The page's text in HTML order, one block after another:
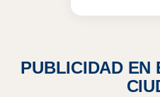
PUBLICIDAD EN